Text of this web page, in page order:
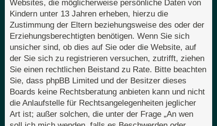
Websites, die möglicherweise persönliche Daten von
Kindern unter 13 Jahren erheben, hierzu die
Zustimmung der Eltern beziehungsweise des oder der
Erziehungsberechtigten benötigen. Wenn Sie sich
unsicher sind, ob dies auf Sie oder die Website, auf
der Sie sich zu registrieren versuchen, zutrifft, ziehen
Sie einen rechtlichen Beistand zu Rate. Bitte beachten
Sie, dass phpBB Limited und der Besitzer dieses
Boards keine Rechtsberatung anbieten kann und nicht
die Anlaufstelle für Rechtsangelegenheiten jeglicher
Art ist; außer solchen, die unter der Frage „An wen